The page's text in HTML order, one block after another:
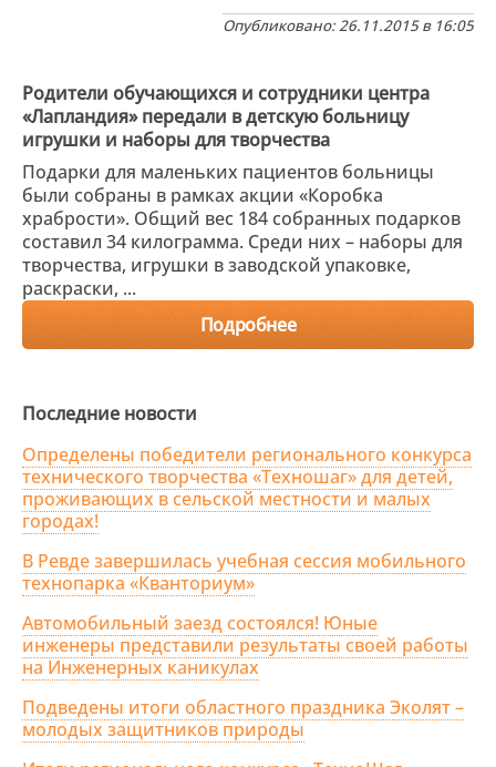
Опубликовано: 26.11.2015 в 16:05
Родители обучающихся и сотрудники центра
«Лапландия» передали в детскую больницу
игрушки и наборы для творчества
Подарки для маленьких пациентов больницы
были собраны в рамках акции «Коробка
храбрости». Общий вес 184 собранных подарков
составил 34 килограмма. Среди них – наборы для
творчества, игрушки в заводской упаковке,
раскраски, ...
Подробнее
Последние новости
Определены победители регионального конкурса
технического творчества «Техношаг» для детей,
проживающих в сельской местности и малых
городах!
В Ревде завершилась учебная сессия мобильного
технопарка «Кванториум»
Автомобильный заезд состоялся! Юные
инженеры представили результаты своей работы
на Инженерных каникулах
Подведены итоги областного праздника Эколят –
молодых защитников природы